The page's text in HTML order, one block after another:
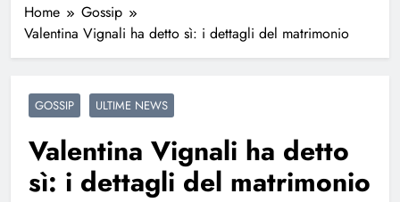
Home
Gossip
Valentina Vignali ha detto sì: i dettagli del matrimonio
GOSSIP ULTIME NEWS
Valentina Vignali ha detto
sì: i dettagli del matrimonio